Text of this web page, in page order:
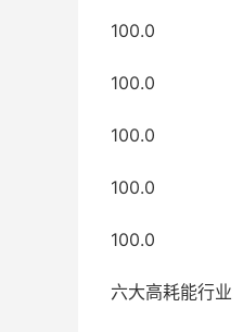
100.0
100.0
100.0
100.0
100.0
六大高耗能行业